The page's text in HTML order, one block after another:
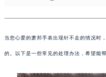
当您心爱的萧邦手表出现针不走的情况时
的。以下是一些常见的处理办法，希望能